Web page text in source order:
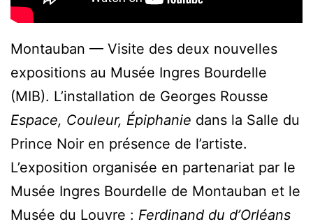
Montauban — Visite des deux nouvelles
expositions au Musée Ingres Bourdelle
(MIB). L’installation de Georges Rousse
Espace, Couleur, Épiphanie dans la Salle du
Prince Noir en présence de l’artiste.
L’exposition organisée en partenariat par le
Musée Ingres Bourdelle de Montauban et le
Musée du Louvre : Ferdinand du d’Orléans